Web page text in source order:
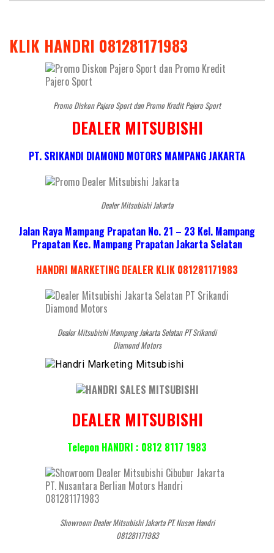
KLIK HANDRI 081281171983
Promo Diskon Pajero Sport dan Promo Kredit Pajero Sport
DEALER MITSUBISHI
PT. SRIKANDI DIAMOND MOTORS MAMPANG JAKARTA
Dealer Mitsubishi Jakarta
Jalan Raya Mampang Prapatan No. 21 – 23 Kel. Mampang
Prapatan Kec. Mampang Prapatan Jakarta Selatan
HANDRI MARKETING DEALER KLIK 081281171983
Dealer Mitsubishi Mampang Jakarta Selatan PT Srikandi
Diamond Motors
DEALER MITSUBISHI
Telepon HANDRI : 0812 8117 1983
Showroom Dealer Mitsubishi Jakarta PT. Nusan Handri
081281171983